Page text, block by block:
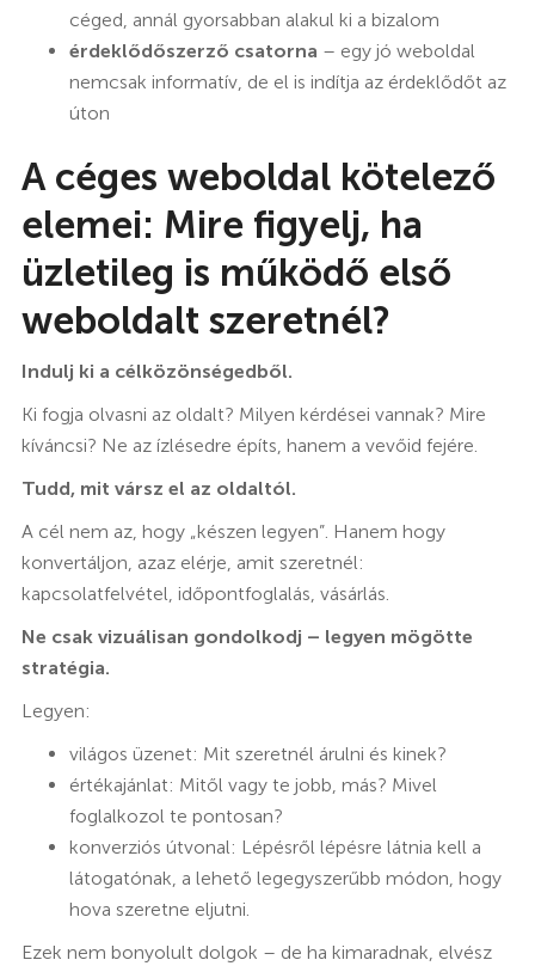
céged, annál gyorsabban alakul ki a bizalom
érdeklődőszerző csatorna – egy jó weboldal
nemcsak informatív, de el is indítja az érdeklődőt az
úton
A céges weboldal kötelező
elemei: Mire figyelj, ha
üzletileg is működő első
weboldalt szeretnél?
Indulj ki a célközönségedből.
Ki fogja olvasni az oldalt? Milyen kérdései vannak? Mire
kíváncsi? Ne az ízlésedre építs, hanem a vevőid fejére.
Tudd, mit vársz el az oldaltól.
A cél nem az, hogy „készen legyen”. Hanem hogy
konvertáljon, azaz elérje, amit szeretnél:
kapcsolatfelvétel, időpontfoglalás, vásárlás.
Ne csak vizuálisan gondolkodj – legyen mögötte
stratégia.
Legyen:
világos üzenet: Mit szeretnél árulni és kinek?
értékajánlat: Mitől vagy te jobb, más? Mivel
foglalkozol te pontosan?
konverziós útvonal: Lépésről lépésre látnia kell a
látogatónak, a lehető legegyszerűbb módon, hogy
hova szeretne eljutni.
Ezek nem bonyolult dolgok – de ha kimaradnak, elvész